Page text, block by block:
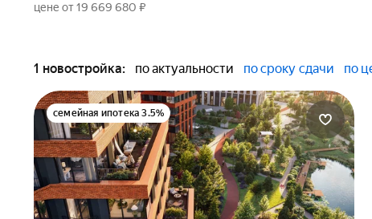
цене от 19 669 680 ₽
1 новостройка: по актуальности по сроку сдачи по
семейная ипотека 3.5%